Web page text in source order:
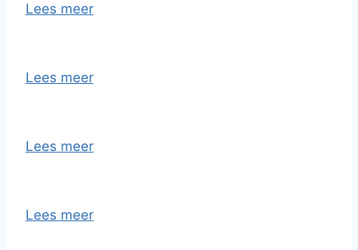
Lees meer
Lees meer
Lees meer
Lees meer